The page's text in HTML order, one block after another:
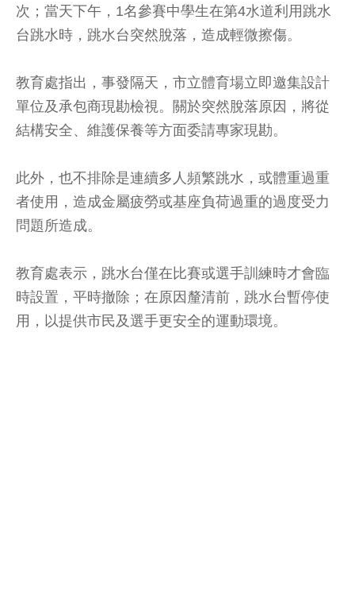
次；當天下午，1名參賽中學生在第4水道利用跳水
台跳水時，跳水台突然脫落，造成輕微擦傷。
教育處指出，事發隔天，市立體育場立即邀集設計
單位及承包商現勘檢視。關於突然脫落原因，將從
結構安全、維護保養等方面委請專家現勘。
此外，也不排除是連續多人頻繁跳水，或體重過重
者使用，造成金屬疲勞或基座負荷過重的過度受力
問題所造成。
教育處表示，跳水台僅在比賽或選手訓練時才會臨
時設置，平時撤除；在原因釐清前，跳水台暫停使
用，以提供市民及選手更安全的運動環境。